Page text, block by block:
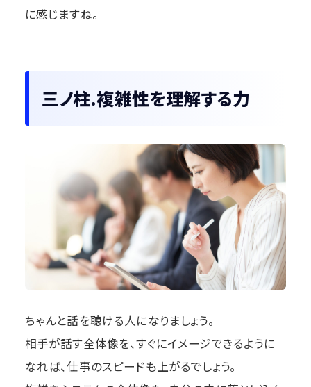
に感じますね。
三ノ柱.複雑性を理解する力
ちゃんと話を聴ける人になりましょう。
相手が話す全体像を、すぐにイメージできるように
なれば、仕事のスピードも上がるでしょう。